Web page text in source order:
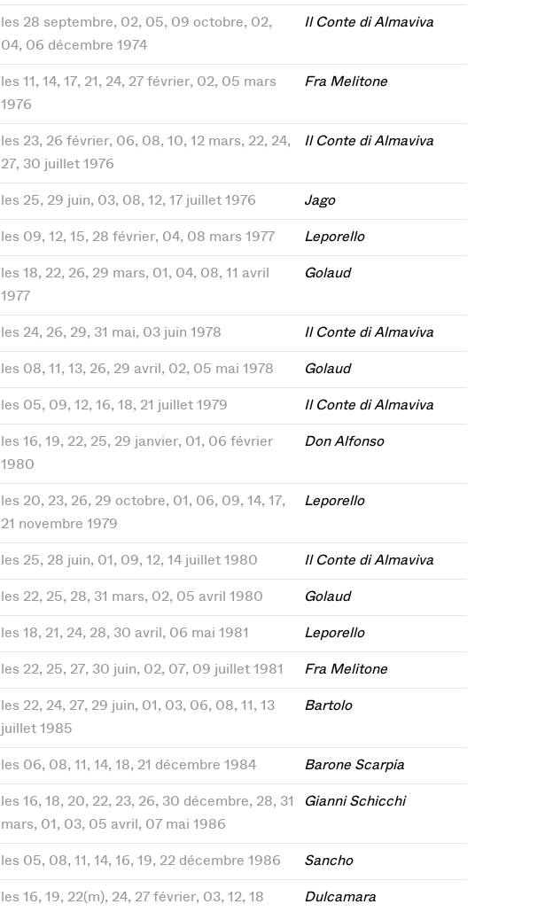
les 28 septembre, 02, 05, 09 octobre, 02,
04, 06 décembre 1974
Il Conte di Almaviva
les 11, 14, 17, 21, 24, 27 février, 02, 05 mars
1976
Fra Melitone
les 23, 26 février, 06, 08, 10, 12 mars, 22, 24,
27, 30 juillet 1976
Il Conte di Almaviva
les 25, 29 juin, 03, 08, 12, 17 juillet 1976 Jago
les 09, 12, 15, 28 février, 04, 08 mars 1977 Leporello
les 18, 22, 26, 29 mars, 01, 04, 08, 11 avril
1977
Golaud
les 24, 26, 29, 31 mai, 03 juin 1978 Il Conte di Almaviva
les 08, 11, 13, 26, 29 avril, 02, 05 mai 1978 Golaud
les 05, 09, 12, 16, 18, 21 juillet 1979 Il Conte di Almaviva
les 16, 19, 22, 25, 29 janvier, 01, 06 février
1980
Don Alfonso
les 20, 23, 26, 29 octobre, 01, 06, 09, 14, 17,
21 novembre 1979
Leporello
les 25, 28 juin, 01, 09, 12, 14 juillet 1980 Il Conte di Almaviva
les 22, 25, 28, 31 mars, 02, 05 avril 1980 Golaud
les 18, 21, 24, 28, 30 avril, 06 mai 1981 Leporello
les 22, 25, 27, 30 juin, 02, 07, 09 juillet 1981 Fra Melitone
les 22, 24, 27, 29 juin, 01, 03, 06, 08, 11, 13
juillet 1985
Bartolo
les 06, 08, 11, 14, 18, 21 décembre 1984 Barone Scarpia
les 16, 18, 20, 22, 23, 26, 30 décembre, 28, 31
mars, 01, 03, 05 avril, 07 mai 1986
Gianni Schicchi
les 05, 08, 11, 14, 16, 19, 22 décembre 1986 Sancho
les 16, 19, 22(m), 24, 27 février, 03, 12, 18
Dulcamara